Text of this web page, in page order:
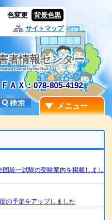
色変更 背景色黒
サイトマップ
者情報センター
Center for the Deaf
ＦＡＸ：078-805-4192
メニュー
統一試験の受験案内を掲載しまし
の予定をアップしました